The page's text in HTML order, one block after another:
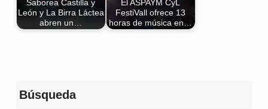
Saborea Castilla y
León y La Birra Láctea
abren un…
El ASPAYM CyL
FestiVall ofrece 13
horas de música en…
Búsqueda